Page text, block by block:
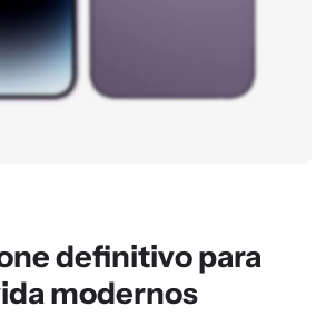
definitivo para
modernos